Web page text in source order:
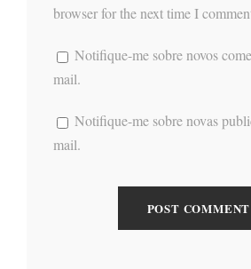
browser for the next time I
Notifique-me sobre novos
mail.
Notifique-me sobre novas
mail.